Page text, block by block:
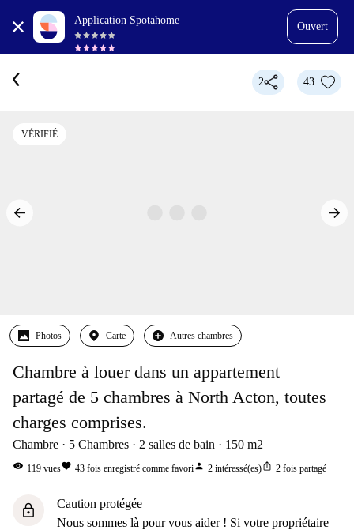
Application Spotahome
Ouvert
2 43
VÉRIFIÉ
Photos Carte Autres chambres
Chambre à louer dans un appartement
partagé de 5 chambres à North Acton, toutes
charges comprises.
Chambre 5 Chambres 2 salles de bain 150 m2
visibility 119 vuesfavorite 43 fois enregistré comme favoriperson 2 intéressé(es)ios_share 2 fois partagé
lock
Caution protégée
Nous sommes là pour vous aider ! Si votre propriétaire